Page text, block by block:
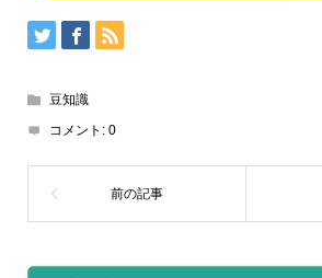
豆知識
コメント: 0